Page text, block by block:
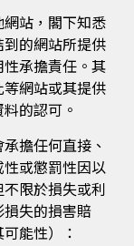
站，閣下知悉
的網站所提供
承擔責任。其
網站或其提供
的認可。
擔任何直接、
或懲罰性因以
限於損失或利
失的損害賠
能性）：